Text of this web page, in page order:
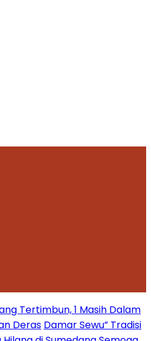
Tertimbun, 1 Masih Dalam
Deras Damar Sewu” Tradisi